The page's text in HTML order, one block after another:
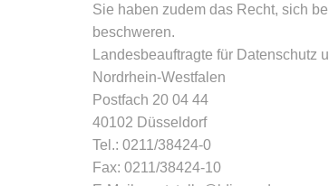
Sie haben zudem das Recht, sich
beschweren.
Landesbeauftragte für Datenschutz
Nordrhein-Westfalen
Postfach 20 04 44
40102 Düsseldorf
Tel.: 0211/38424-0
Fax: 0211/38424-10